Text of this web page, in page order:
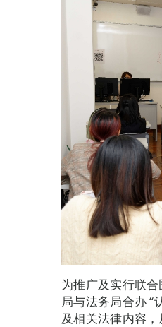
为推广及实行联
局与法务局合办 “
及相关法律内容，